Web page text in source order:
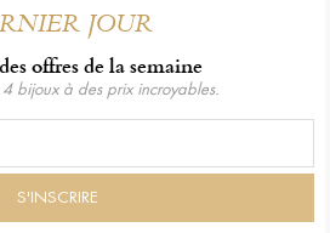
JOUR
offres de la semaine
bijoux à des prix incroyables.